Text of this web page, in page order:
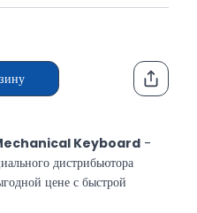
Keyboard -
дистрибьютора
цене с быстрой